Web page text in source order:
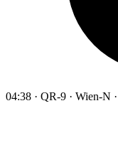
04:38 · QR-9 · Wien-N